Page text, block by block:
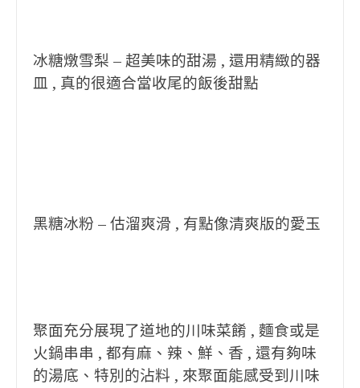
冰糖燉雪梨 – 超美味的甜湯 , 還用精緻的器
皿 , 真的很適合當收尾的飯後甜點
黑糖冰粉 – 估溜爽滑 , 有點像清爽版的愛玉
聚面充分展現了道地的川味菜餚 , 麵食或是
火鍋串串 , 都有麻、辣、鮮、香 , 還有夠味
的湯底、特別的沾料 , 來聚面能感受到川味